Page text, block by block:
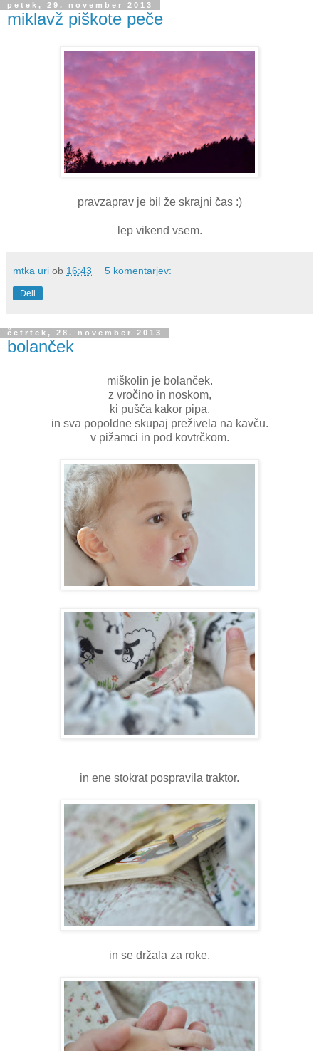
petek, 29. november 2013
miklavž piškote peče
pravzaprav je bil že skrajni čas :)
lep vikend vsem.
mtka uri ob 16:43 5 komentarjev:
Deli
četrtek, 28. november 2013
bolanček
miškolin je bolanček.
z vročino in noskom,
ki pušča kakor pipa.
in sva popoldne skupaj preživela na kavču.
v pižamci in pod kovtrčkom.
in ene stokrat pospravila traktor.
in se držala za roke.